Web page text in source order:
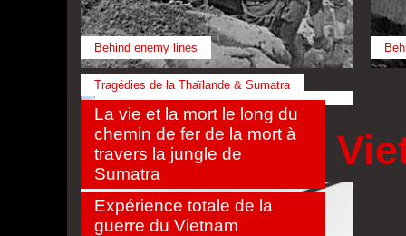
Behind enemy lines
Tragédies de la Thaïlande & Sumatra
La vie et la mort le long du
chemin de fer de la mort à
travers la jungle de
Sumatra
La guerre de
Expérience totale de la
guerre du Vietnam